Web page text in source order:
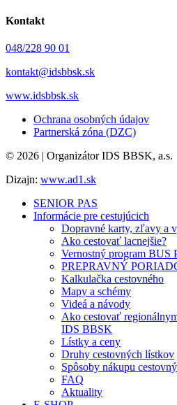
Kontakt
048/228 90 01
kontakt@idsbbsk.sk
www.idsbbsk.sk
Ochrana osobných údajov
Partnerská zóna (DZC)
© 2026 | Organizátor IDS BBSK, a.s.
Dizajn: www.ad1.sk
SENIOR PAS
Informácie pre cestujúcich
Dopravné karty, zľavy a
Ako cestovať lacnejšie?
Vernostný program BUS
PREPRAVNÝ
Kalkulačka cestovného
Mapy a schémy
Videá a návody
Ako cestovať
IDS BBSK
Lístky a ceny
Druhy cestovných lístkov
Spôsoby nákupu
FAQ
Aktuality